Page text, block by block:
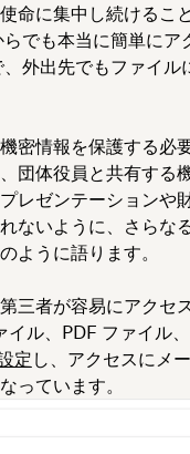
命に集中し続けるこ
でも本当に簡単にア
外出先でもファイル
密情報を保護する必
団体役員と共有する
レゼンテーションや
ないように、さらな
ように語ります。
三者が容易にアクセ
ル、PDF ファイル
定 し、アクセスにメ
っています。